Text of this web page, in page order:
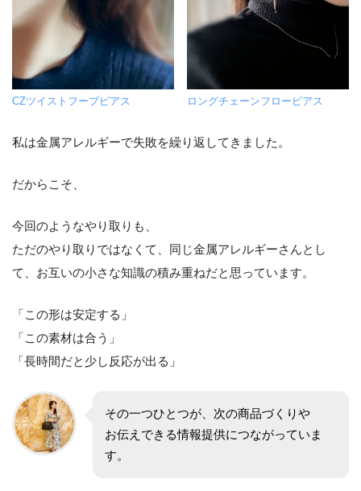
CZツイストフープピアス ロングチェーンフローピアス
私は金属アレルギーで失敗を繰り返してきました。
だからこそ、
今回のようなやり取りも、
ただのやり取りではなくて、同じ金属アレルギーさんとし
て、お互いの小さな知識の積み重ねだと思っています。
「この形は安定する」
「この素材は合う」
「長時間だと少し反応が出る」
その一つひとつが、次の商品づくりや
お伝えできる情報提供につながっていま
す。